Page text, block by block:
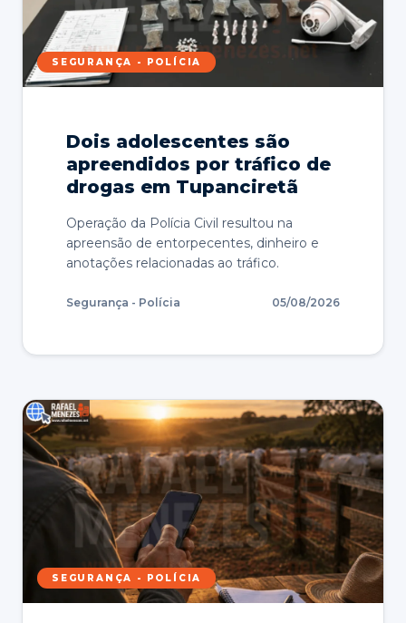
SEGURANÇA - POLÍCIA
Dois adolescentes são
apreendidos por tráfico de
drogas em Tupanciretã
Operação da Polícia Civil resultou na
apreensão de entorpecentes, dinheiro e
anotações relacionadas ao tráfico.
Segurança - Polícia 05/08/2026
SEGURANÇA - POLÍCIA